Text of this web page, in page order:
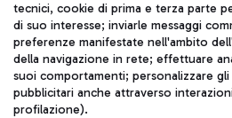
TRAVEL
ITA
tecnici, cookie di prima e terza parte
di suo interesse; inviarle messaggi
preferenze manifestate nell'ambito
della navigazione in rete; effettuare
suoi comportamenti; personalizzare
pubblicitari anche attraverso
profilazione).